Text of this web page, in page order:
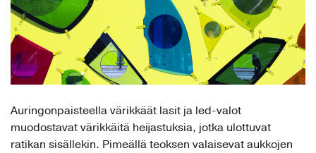
Auringonpaisteella värikkäät lasit ja led-valot
muodostavat värikkäitä heijastuksia, jotka ulottuvat
ratikan sisällekin. Pimeällä teoksen valaisevat aukkojen